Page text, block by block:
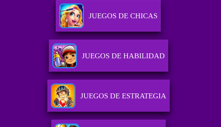
JUEGOS DE CHICAS
JUEGOS DE HABILIDAD
JUEGOS DE ESTRATEGIA